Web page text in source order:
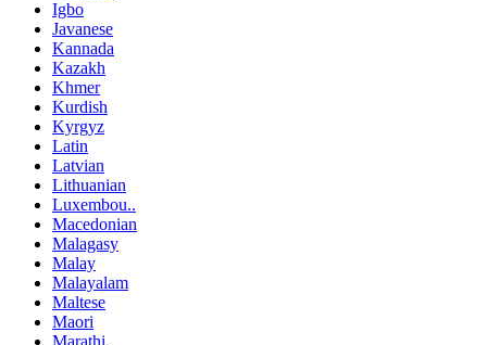
Igbo
Javanese
Kannada
Kazakh
Khmer
Kurdish
Kyrgyz
Latin
Latvian
Lithuanian
Luxembou..
Macedonian
Malagasy
Malay
Malayalam
Maltese
Maori